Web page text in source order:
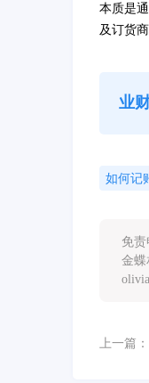
本质是
及订货
业
如何记
免
金蝶
上一篇：